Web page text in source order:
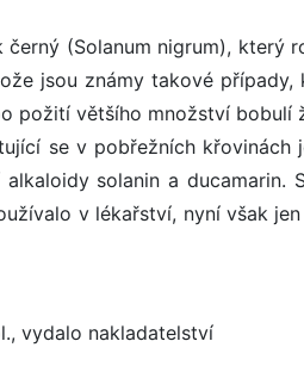
(Solanum nigrum), který
jsou známy takové
požití většího množství bobulí
se v pobřežních křovinách
solanin a ducamarin.
v lékařství, nyní však
vydalo nakladatelství